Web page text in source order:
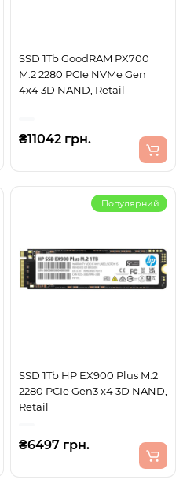
SSD 1Tb GoodRAM PX700
M.2 2280 PCIe NVMe Gen
4x4 3D NAND, Retail
₴11042 грн.
Популярний
SSD 1Tb HP EX900 Plus M.2
2280 PCIe Gen3 x4 3D NAND,
Retail
₴6497 грн.